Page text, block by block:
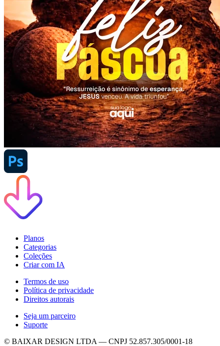
Planos
Categorias
Coleções
Criar com IA
Termos de uso
Política de privacidade
Direitos autorais
Seja um parceiro
Suporte
© BAIXAR DESIGN LTDA — CNPJ 52.857.305/0001-18